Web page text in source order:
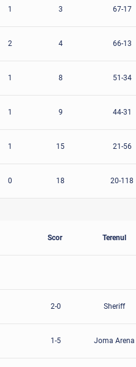
1 3 67-17
2 4 66-13
1 8 51-34
1 9 44-31
1 15 21-56
0 18 20-118
Scor Terenul
2-0 Sheriff
1-5 Joma Arena